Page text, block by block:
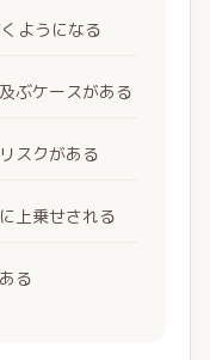
ようになる
ぶケースがある
スクがある
上乗せされる
る